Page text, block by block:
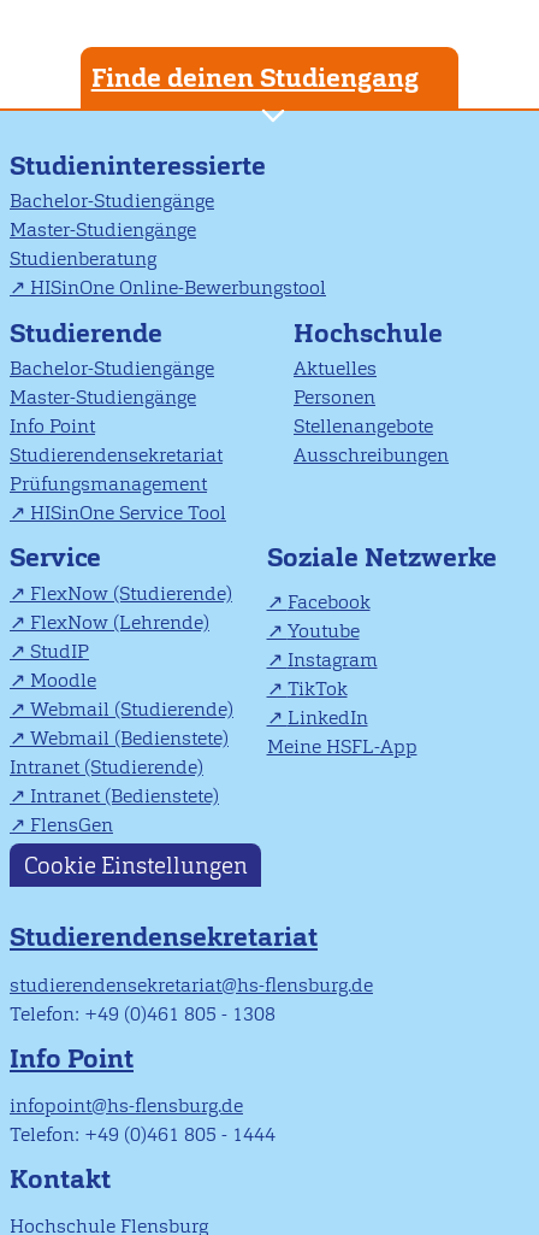
Finde deinen Studiengang
Studieninteressierte
Bachelor-Studiengänge
Master-Studiengänge
Studienberatung
HISinOne Online-Bewerbungstool
Studierende
Bachelor-Studiengänge
Master-Studiengänge
Info Point
Studierendensekretariat
Prüfungsmanagement
HISinOne Service Tool
Hochschule
Aktuelles
Personen
Stellenangebote
Ausschreibungen
Service
FlexNow (Studierende)
FlexNow (Lehrende)
StudIP
Moodle
Webmail (Studierende)
Webmail (Bedienstete)
Intranet (Studierende)
Intranet (Bedienstete)
FlensGen
Soziale Netzwerke
Facebook
Youtube
Instagram
TikTok
LinkedIn
Meine HSFL-App
Cookie Einstellungen
Studierendensekretariat
studierendensekretariat@hs-flensburg.de
Telefon: +49 (0)461 805 - 1308
Info Point
infopoint@hs-flensburg.de
Telefon: +49 (0)461 805 - 1444
Kontakt
Hochschule Flensburg